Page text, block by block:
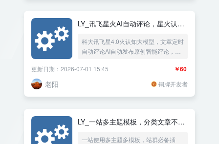
LY_讯飞星火AI自动评论，星火认知
科大讯飞星4.0火认知大模型，文章定时
自动评论AI自动发布原创智能评论，随
度与热度，有利于seo收录，评论者随
机用户名随机IP地址随机浏览器UA。
￥60
更新日期：2026-07-01 15:45
老阳 铜牌开发者
LY_一站多主题模板，分类文章不同
一站使用多主题多模板，站群必备插